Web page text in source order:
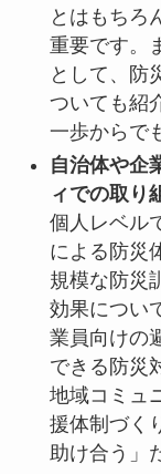
とはもちろ
重要です。
として、防
ついても紹
一歩からで
自治体や企
ィでの取り
個人レベル
による防災
規模な防災
効果につい
業員向けの
できる防災
地域コミュ
援体制づく
助け合う」